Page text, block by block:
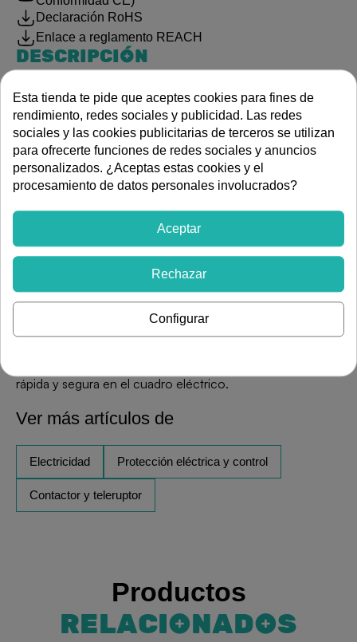
Declaración RoHS
Enlace a reglamento REACH
DESCRIPCIÓN
ElContactor Modular HAGER ESC226
es un dispositivo
de control de 25A y 2NC (Normalmente Cerrados), lo que
significa que el circuito está activo por defecto y se
interrumpe al recibir tensión en la bobina de 230V. Es
crucial en sistemas que requieren mantener la
alimentación cortada hasta que se activa una señal de
permiso, o en aplicaciones de seguridad.
25 Amperios (AC-7a).
Configuración:2 contactos NC (Bipolar).
Uso:Perfecto para enclavamientos, circuitos de
señalización inversa y control de sistemas de
emergencia.
rápida y segura en el cuadro eléctrico.
Ver más artículos de
Electricidad Protección eléctrica y control
Contactor y teleruptor
Productos
RELACIONADOS
Esta tienda te pide que aceptes cookies para fines de
rendimiento, redes sociales y publicidad. Las redes
sociales y las cookies publicitarias de terceros se utilizan
para ofrecerte funciones de redes sociales y anuncios
personalizados. ¿Aceptas estas cookies y el
procesamiento de datos personales involucrados?
Aceptar
Rechazar
Configurar